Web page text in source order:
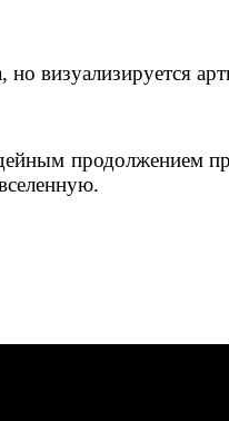
визуализируется
продолжением